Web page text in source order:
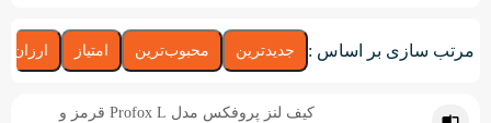
مرتب سازی بر اساس : جدیدترین محبوب‌ترین امتیاز
کیف لنز پروفکس مدل Profox L قرمز و